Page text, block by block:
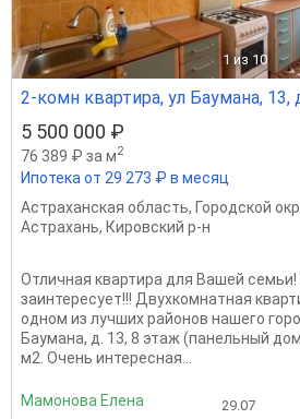
1 из 10
2-комн квартира, ул Баумана, 13,
5 500 000 ₽
76 389 ₽ за м2
Ипотека от 29 273 ₽ в месяц
Астраханская область, Городской
Астрахань, Кировский р-н
Отличная квартира для Вашей
заинтересует!!! Двухкомнатная
одном из лучших районов нашего
Баумана, д. 13, 8 этаж (панельный
м2. Очень интересная...
Мамонова Елена 29.07